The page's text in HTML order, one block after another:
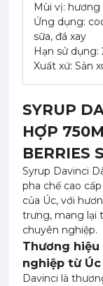
Mùi vị:
Ứng dụng:
sữa, đá xay
Hạn sử
Xuất xứ: Sản
SYRUP
HỢP
BERRIES
Syrup Davinci
pha chế cao
của Úc, với
trưng, mang lại
chuyên nghiệp.
Thương hiệu
nghiệp từ Úc
Davinci là